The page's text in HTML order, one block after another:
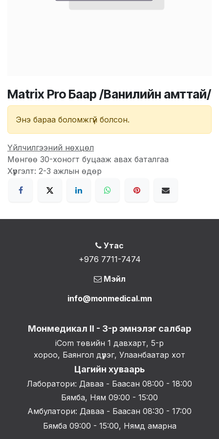
Matrix Pro Баар /Ванилийн амттай/
Энэ бараа боломжгүй болсон.
Үйлчилгээний нөхцөл
Мөнгөө 30-хоногт буцааж авах баталгаа
Хүргэлт: 2-3 ажлын өдөр
Утас
+976 7711-7474
Мэйл
info@monmedical.mn
Монмедикал II - 3-р эмнэлэг салбар
iCom төвийн 1 давхарт, 5-р
хороо, Баянгол дүүрэг, Улаанбаатар хот
Цагийн хуваарь
Лаборатори: Даваа - Баасан 08:00 - 18:00
Бямба, Ням 09:00 - 15:00
Амбулатори: Даваа - Баасан 08:30 - 17:00
Бямба 09:00 - 15:00, Нямд амарна